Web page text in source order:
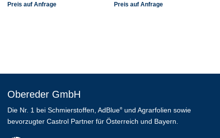
Preis auf Anfrage Preis auf Anfrage
Obereder GmbH
Die Nr. 1 bei Schmierstoffen, AdBlue®
und Agrarfolien sowie
bevorzugter Castrol Partner für Österreich und Bayern.